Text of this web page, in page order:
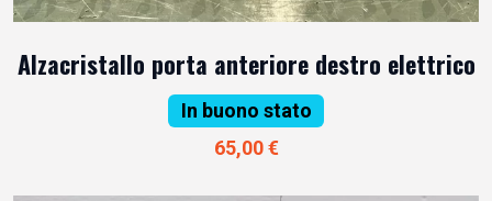
Alzacristallo porta anteriore destro elettrico
In buono stato
65,00 €